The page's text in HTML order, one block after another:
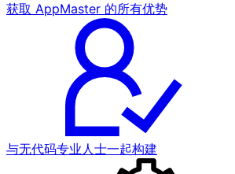
获取 AppMaster 的所有优势
与无代码专业人士一起构建